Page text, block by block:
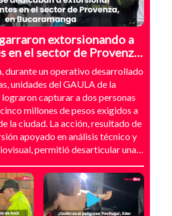
extorsionando a
en el sector de Provenza,
durante un operativo desarrollado
unidades del GAULA de la
capturar a dos personas
millones de pesos exigidos a
la ciudad. La acción, resultado de
apoyado en análisis técnico y
permitió desarticular una
de grupos armados y presión
comerciales. La
con la captura, sino con el